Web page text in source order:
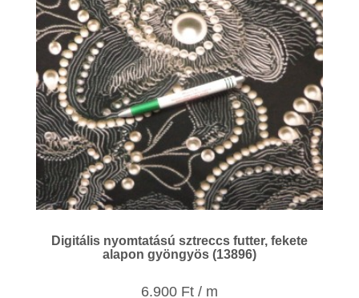
Digitális nyomtatású sztreccs futter, fekete
alapon gyöngyös (13896)
6.900 Ft / m